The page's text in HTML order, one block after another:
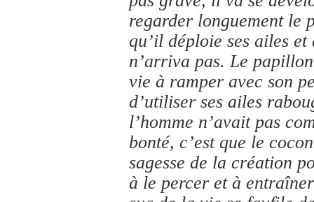
regarder longuement le
qu’il déploie ses ailes
n’arriva pas. Le
vie à ramper avec son
d’utiliser ses ailes
l’homme n’avait pas
bonté, c’est que le
sagesse de la création
à le percer et à